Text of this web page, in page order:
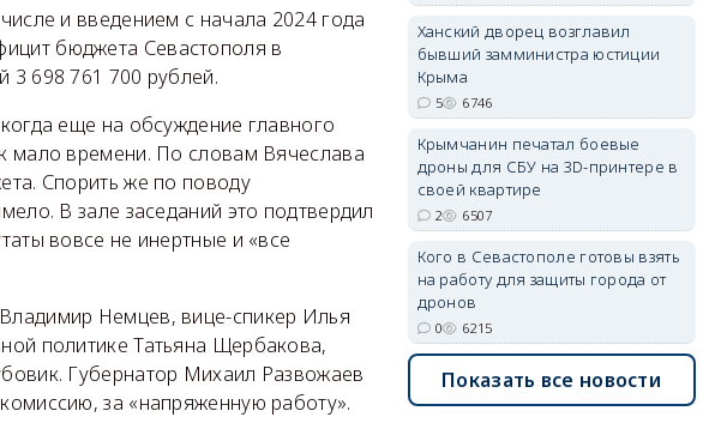
и введением с начала 2024 года
бюджета Севастополя в
3 698 761 700 рублей.
еще на обсуждение главного
мало времени. По словам Вячеслава
Спорить же по поводу
В зале заседаний это подтвердил
вовсе не инертные и «все
Немцев, вице-спикер Илья
политике Татьяна Щербакова,
Губернатор Михаил Развожаев
за «напряженную работу».
erid: 2SDnjdvhGXG
Ханский дворец возглавил
бывший замминистра юстиции
Крыма
5 6746
Крымчанин печатал боевые
дроны для СБУ на 3D-принтере в
своей квартире
2 6507
Кого в Севастополе готовы взять
на работу для защиты города от
дронов
0 6215
Показать все новости